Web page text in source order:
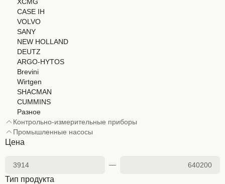
CASE IH
VOLVO
SANY
NEW HOLLAND
DEUTZ
ARGO-HYTOS
Brevini
Wirtgen
SHACMAN
CUMMINS
Разное
Контрольно-измерительные приборы
Промышленные насосы
Цена
Тип продукта